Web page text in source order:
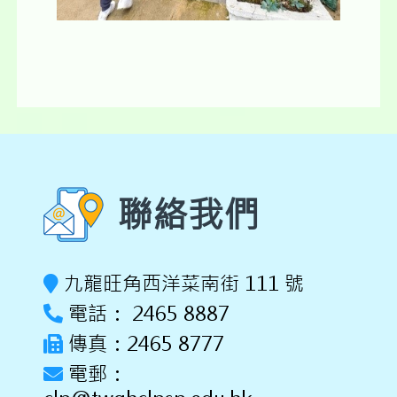
聯絡我們
九龍旺角西洋菜南街 111 號
電話： 2465 8887
傳真：2465 8777
電郵：